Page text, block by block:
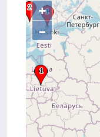
+
–